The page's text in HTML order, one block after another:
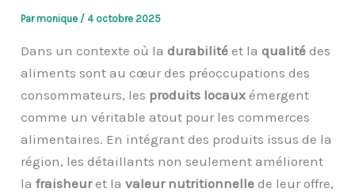
Parmonique /4 octobre 2025
Dans un contexte où ladurabilité et laqualité des
aliments sont au cœur des préoccupations des
consommateurs, les produits locaux émergent
comme un véritable atout pour les commerces
alimentaires. En intégrant des produits issus de la
région, les détaillants non seulement améliorent
lafraisheuret lavaleur nutritionnelle de leur offre,